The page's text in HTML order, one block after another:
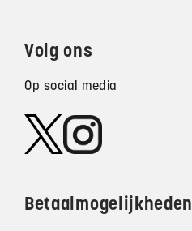
Volg ons
Op social media
Betaalmogelijkheden